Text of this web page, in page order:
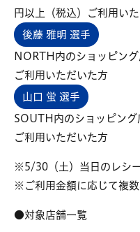
円以上（税込）ご利用い
後藤 雅明 選手
NORTH内のショッピン
ご利用いただいた方
山口 蛍 選手
SOUTH内のショッピング
ご利用いただいた方
※5/30（土）当日のレシ
※ご利用金額に応じて複
●対象店舗一覧